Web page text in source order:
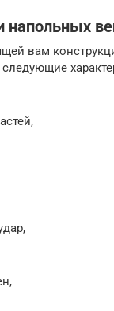
напольных
вам